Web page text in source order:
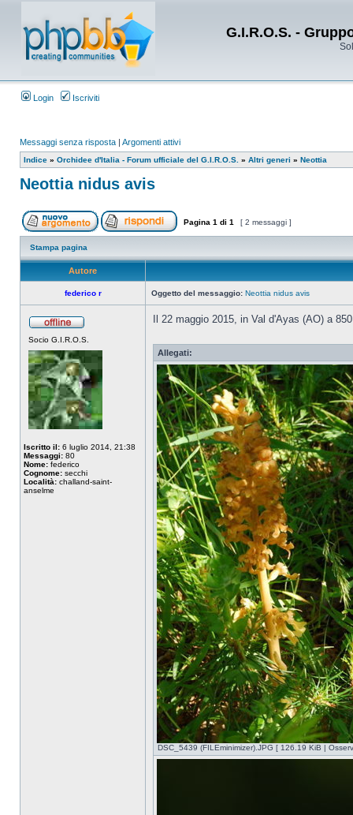
G.I.R.O.S. -
Login Iscriviti
Messaggi senza risposta | Argomenti attivi
Indice » Orchidee d'Italia - Forum ufficiale del G.I.R.O.S. » Altri generi » Neottia
Neottia nidus avis
Pagina 1 di 1 [ 2 messaggi ]
Stampa pagina
Autore
federico r Oggetto del messaggio: Neottia nidus avis
Socio G.I.R.O.S.
Iscritto il: 6 luglio 2014, 21:38
Messaggi: 80
Nome: federico
Cognome: secchi
Località: challand-saint-
anselme
Il 22 maggio 2015, in Val d'Ayas (AO) a
Allegati:
DSC_5439 (FILEminimizer).JPG [ 126.19 KiB |